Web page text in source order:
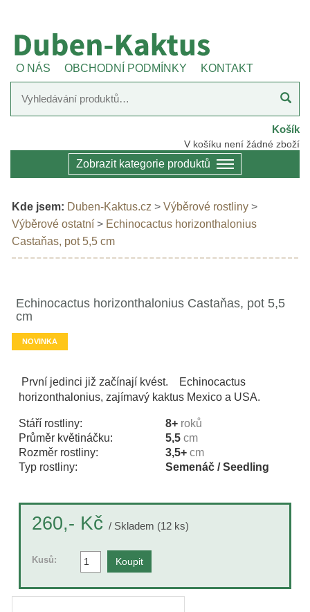
O NÁS OBCHODNÍ PODMÍNKY KONTAKT
Košík
V košíku není žádné zboží
Zobrazit kategorie produktů
Kde jsem: Duben-Kaktus.cz > Výběrové rostliny >
Výběrové ostatní > Echinocactus horizonthalonius
Castaňas, pot 5,5 cm
Echinocactus horizonthalonius Castaňas, pot 5,5
cm
NOVINKA
První jedinci již začínají kvést. Echinocactus
horizonthalonius, zajímavý kaktus Mexico a USA.
Stáří rostliny: 8+ roků
Průměr květináčku:
5,5 cm
Rozměr rostliny:
3,5+ cm
Typ rostliny:
Semenáč / Seedling
260,- Kč / Skladem (12 ks)
Kusů: